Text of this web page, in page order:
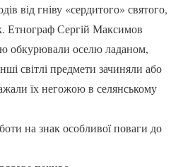
від гніву «сердитого» святого,
Етнограф Сергій Максимов
обкурювали оселю ладаном,
світлі предмети зачиняли або
їх негожою в селянському
на знак особливої поваги до